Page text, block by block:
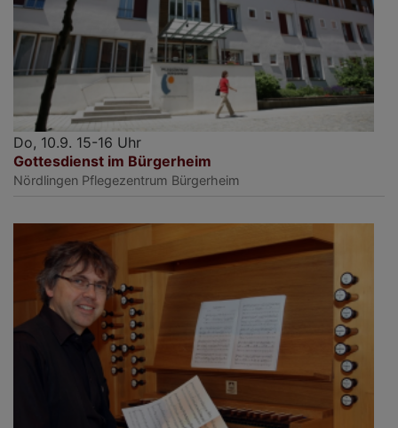
Do, 10.9. 15-16 Uhr
Gottesdienst im Bürgerheim
Nördlingen Pflegezentrum Bürgerheim